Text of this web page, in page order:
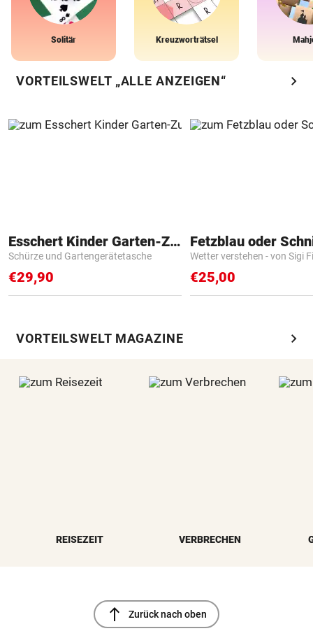
Solitär Kreuzworträtsel
VORTEILSWELT „ALLE ANZEIGEN“ chevron_right
Esschert Kinder Garten-Zubehör
Schürze und Gartengerätetasche
€29,90
Fetzblau oder
Wetter verstehen - von Sigi
€25,00
VORTEILSWELT MAGAZINE chevron_right
REISEZEIT VERBRECHEN
north Zurück nach oben